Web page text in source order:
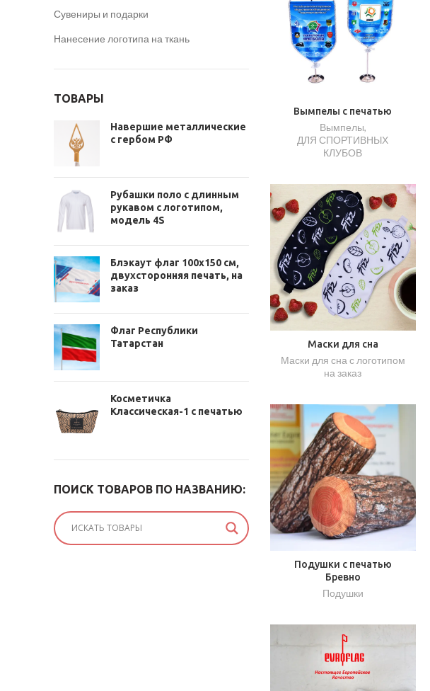
Сувениры и подарки
Нанесение логотипа на ткань
ТОВАРЫ
Навершие металлические
с гербом РФ
Рубашки поло с длинным
рукавом с логотипом,
модель 4S
Блэкаут флаг 100х150 см,
двухсторонняя печать, на
заказ
Флаг Республики
Татарстан
Косметичка
Классическая-1 с печатью
ПОИСК ТОВАРОВ ПО НАЗВАНИЮ:
Вымпелы с печатью
Вымпелы,
ДЛЯ СПОРТИВНЫХ
КЛУБОВ
Маски для сна
Маски для сна с логотипом
на заказ
Подушки с печатью
Бревно
Подушки